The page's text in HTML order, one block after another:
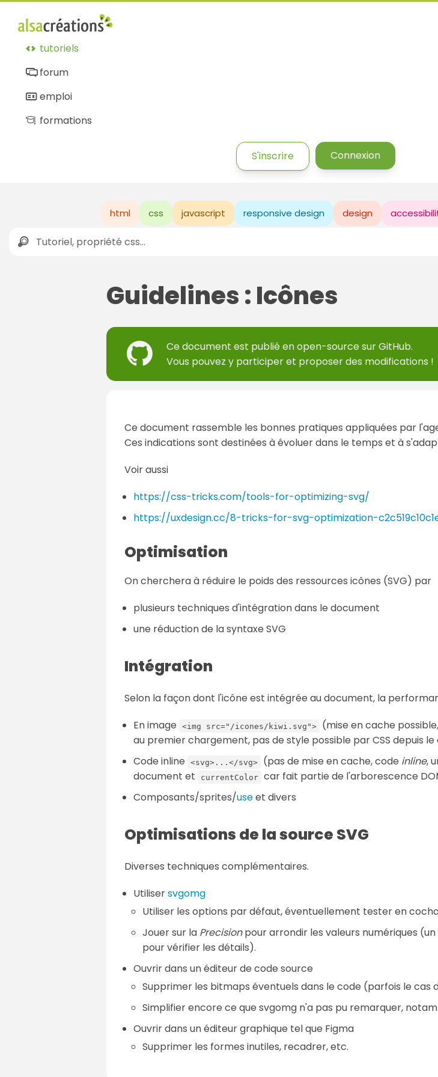
tutoriels
forum
emploi
formations
S'inscrire Connexion
html css javascript responsive design design
Guidelines : Icônes
Ce document est publié enopen-source sur GitHub.
Vous pouvez y participer et proposer des modifications !
Ce document rassemble les bonnes pratiques appliquées par
Ces indications sont destinées à évoluer dans le temps et à
Voir aussi
https://css-tricks.com/tools-for-optimizing-svg/
https://uxdesign.cc/8-tricks-for-svg-optimization-
Optimisation
On cherchera à réduire le poids des ressources icônes (SVG) par
plusieurs techniques d'intégration dans le document
une réduction de la syntaxe SVG
Intégration
Selon la façon dont l'icône est intégrée au document, la
En image
<img src="/icones/kiwi.svg"> (mise en cache
au premier chargement, pas de style possible par CSS depuis
Code inline
<svg>...</svg> (pas de mise en cache, code inline,
document et
currentColor car fait partie de l'arborescence
Composants/sprites/useet divers
Optimisations de la source SVG
Diverses techniques complémentaires.
Utilisersvgomg
Utiliser les options par défaut, éventuellement tester en
Jouer sur la Precisionpour arrondir les valeurs numériques
pour vérifier les détails).
Ouvrir dans un éditeur de code source
Supprimer les bitmaps éventuels dans le code (parfois le
Simplifier encore ce que svgomg n'a pas pu remarquer,
Ouvrir dans un éditeur graphique tel que Figma
Supprimer les formes inutiles, recadrer, etc.